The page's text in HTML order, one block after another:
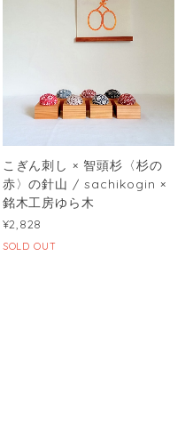
こぎん刺し × 智頭杉〈杉の
赤〉の針山 / sachikogin ×
銘木工房ゆら木
¥2,828
SOLD OUT